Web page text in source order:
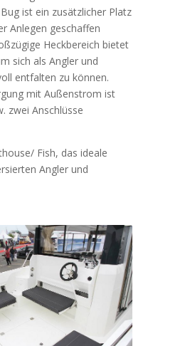
ist ein zusätzlicher Platz
Anlegen geschaffen
Heckbereich bietet
sich als Angler und
entfalten zu können.
mit Außenstrom ist
zwei Anschlüsse
Fish, das ideale
Angler und